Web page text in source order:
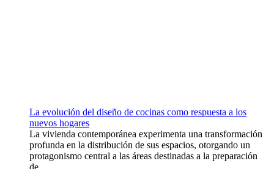
La evolución del diseño de cocinas como respuesta a los
nuevos hogares
La vivienda contemporánea experimenta una transformación
profunda en la distribución de sus espacios, otorgando un
protagonismo central a las áreas destinadas a la preparación
de...